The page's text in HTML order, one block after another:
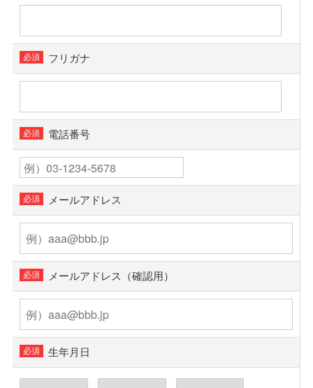
フリガナ
電話番号
メールアドレス
メールアドレス（確認用）
生年月日